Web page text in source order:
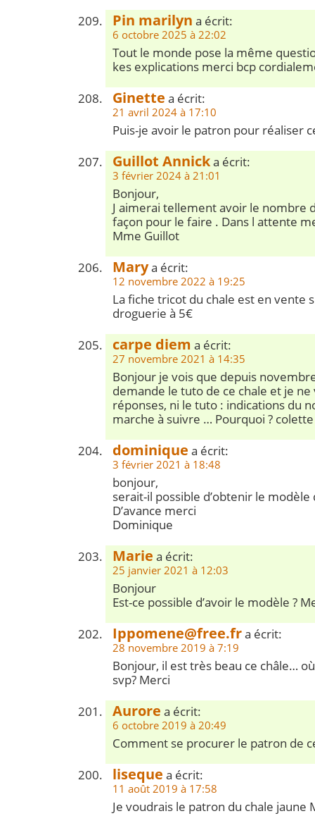
Pin marilyn a écrit:
6 octobre 2025 à 22:02
Tout le monde pose la même
kes explications merci bcp
Ginette a écrit:
21 avril 2024 à 17:10
Puis-je avoir le patron pour réaliser
Guillot Annicka écrit:
3 février 2024 à 21:01
Bonjour,
J aimerai tellement avoir le nombre
façon pour le faire . Dans l attente
Mme Guillot
Marya écrit:
12 novembre 2022 à 19:25
La fiche tricot du chale est en vente
droguerie à 5€
carpe diem a écrit:
27 novembre 2021 à 14:35
Bonjour je vois que depuis
demande le tuto de ce chale et je
réponses, ni le tuto : indications du
marche à suivre … Pourquoi ?
dominique a écrit:
3 février 2021 à 18:48
bonjour,
serait-il possible d’obtenir le modèle
D’avance merci
Dominique
Marie a écrit:
25 janvier 2021 à 12:03
Bonjour
Est-ce possible d’avoir le modèle ?
Ippomene@free.fra écrit:
28 novembre 2019 à 7:19
Bonjour, il est très beau ce châle…
svp? Merci
Aurore a écrit:
6 octobre 2019 à 20:49
Comment se procurer le patron de
liseque a écrit:
11 août 2019 à 17:58
Je voudrais le patron du chale jaune